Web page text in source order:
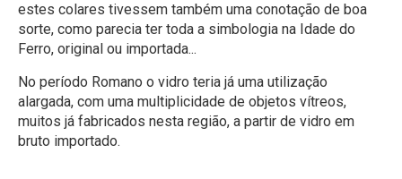
estes colares tivessem também uma conotação de boa
sorte, como parecia ter toda a simbologia na Idade do
Ferro, original ou importada...
No período Romano o vidro teria já uma utilização
alargada, com uma multiplicidade de objetos vítreos,
muitos já fabricados nesta região, a partir de vidro em
bruto importado.